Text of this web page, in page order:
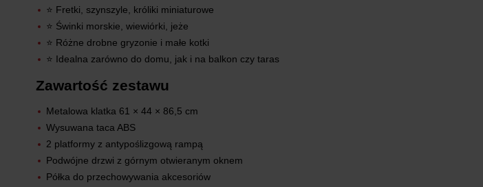
⭐ Fretki, szynszyle, króliki miniaturowe
⭐ Świnki morskie, wiewiórki, jeże
⭐ Różne drobne gryzonie i małe kotki
⭐ Idealna zarówno do domu, jak i na balkon czy taras
Zawartość zestawu
Metalowa klatka 61 × 44 × 86,5 cm
Wysuwana taca ABS
2 platformy z antypoślizgową rampą
Podwójne drzwi z górnym otwieranym oknem
Półka do przechowywania akcesoriów